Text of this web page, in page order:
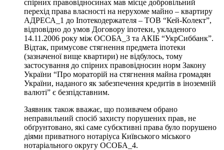
спірних правовідносинах мав місце добровільний
перехід права власності на нерухоме майно – квартиру
АДРЕСА_1 до Іпотекодержателя – ТОВ “Кей-Колект”,
відповідно до умов Договору іпотеки, укладеного
14.11.2006 року між ОСОБА_3 та АКІБ “УкрСиббанк”.
Відтак, примусове стягнення предмета іпотеки
(зазначеної вище квартири) не відбулось, тому
застосування до спірних правовідносин норм Закону
України “Про мораторій на стягнення майна громадян
України, наданого як забезпечення кредитів в іноземній
валюті” є безпідставним.
Заявник також вважає, що позивачем обрано
неправильний спосіб захисту порушених прав, не
обґрунтовано, які саме субєктивні права було порушено
діями приватного нотаріуса Київського міського
нотаріального округу ОСОБА_4.